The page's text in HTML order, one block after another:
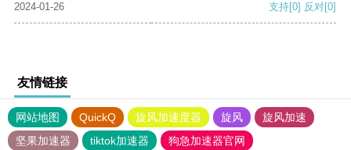
2024-01-26 支持[0] 反对[0]
友情链接
网站地图 QuickQ 旋风加速度器 旋风
旋风加速
坚果加速器
tiktok加速器
狗急加速器官网